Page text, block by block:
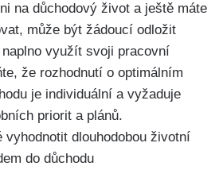
na důchodový život a ještě máte
může být žádoucí odložit
využít svoji pracovní
že rozhodnutí o optimálním
je individuální a vyžaduje
priorit a plánů.